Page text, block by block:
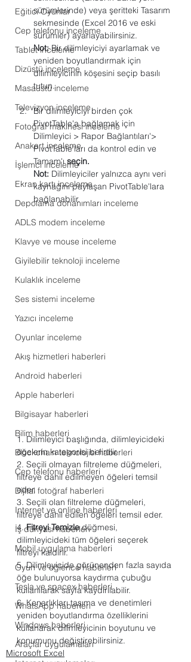
Eğitici Oyunlar
Cep telefonu inceleme
Tablet inceleme
Dizüstü inceleme
Masaüstü inceleme
Televizyon inceleme
Fotoğraf makinesi inceleme
Anakart inceleme
İşlemci inceleme
Ekran kartı inceleme
Depolama donanımları inceleme
ADLS modem inceleme
Klavye ve mouse inceleme
Giyilebilir teknoloji inceleme
Kulaklık inceleme
Ses sistemi inceleme
Yazıcı inceleme
Oyunlar inceleme
Akış hizmetleri haberleri
Android haberleri
Apple haberleri
Bilgisayar haberleri
Bilim haberleri
Blockchain teknolojisi haberleri
Cep telefonu haberleri
Dijital fotoğraf haberleri
Internet ve online haberleri
İş dünyası haberleri
Mobil uygulama haberleri
Oyun ve eğlence haberleri
Tesla ve spacex haberleri
WhatsApp haberleri
Windows haberleri
Araçlar uygulamaları
sürümlerinde) veya şeritteki Tasarım
sekmesinde (Excel 2016 ve eski
sürümler) ayarlayabilirsiniz.
Not: Bir dilimleyiciyi ayarlamak ve
yeniden boyutlandırmak için
dilimleyicinin köşesini seçip basılı
tutun.
Bir dilimleyiciyi birden çok
PivotTable'a bağlamak için
Dilimleyici > Rapor Bağlantıları'>
PivotTable'ları da kontrol edin ve
Tamam'ı seçin.
Not: Dilimleyiciler yalnızca aynı veri
kaynağını paylaşan PivotTable'lara
bağlanabilir.
1. Dilimleyici başlığında, dilimleyicideki
öğelerin kategorisi belirtilir.
2. Seçili olmayan filtreleme düğmeleri,
filtreye dahil edilmeyen öğeleri temsil
eder.
3. Seçili olan filtreleme düğmeleri,
filtreye dahil edilen öğeleri temsil eder.
4. Fitreyi Temizle düğmesi,
dilimleyicideki tüm öğeleri seçerek
filtreyi kaldırır.
5. Dilimleyicide görünenden fazla sayıda
öğe bulunuyorsa kaydırma çubuğu
kullanılarak sayfa kaydırılabilir.
6. Kenarlıkları taşıma ve denetimleri
yeniden boyutlandırma özelliklerini
kullanarak dilimleyicinin boyutunu ve
konumunu değiştirebilirsiniz.
Microsoft Excel